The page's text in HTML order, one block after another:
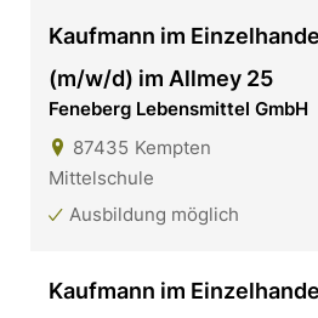
Kaufmann im
(m/w/d) im Allmey 25
Feneberg Lebensmittel GmbH
87435 Kempten
Mittelschule
Ausbildung möglich
Kaufmann im